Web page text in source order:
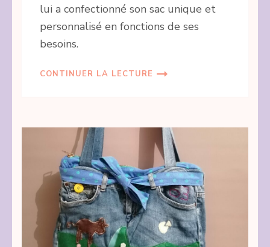
lui a confectionné son sac unique et
personnalisé en fonctions de ses
besoins.
CONTINUER LA LECTURE